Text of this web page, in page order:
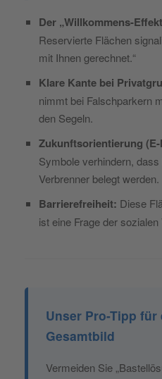
Der „Willkommens-
Reservierte Flächen
mit Ihnen gerechnet.“
Klare Kante bei
nimmt bei Falschparkern
den Segeln.
Zukunftsorientierung
Symbole verhindern,
Verbrenner belegt werden.
Barrierefreiheit: Diese
ist eine Frage der
Unser Pro-Tipp
Gesamtbild
Vermeiden Sie